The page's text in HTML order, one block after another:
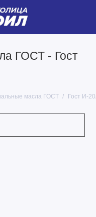
ГОСТ - Гост
масла ГОСТ Гост И-